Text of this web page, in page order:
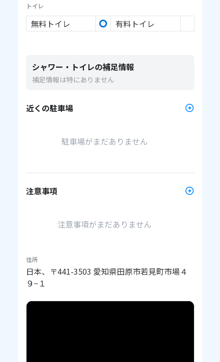
トイレ
無料トイレ 有料トイレ
シャワー・トイレの補足情報
補足情報は特にありません
近くの駐車場
駐車場がまだありません
注意事項
注意事項がまだありません
住所
日本、〒441-3503 愛知県田原市若見町市場４
９−１